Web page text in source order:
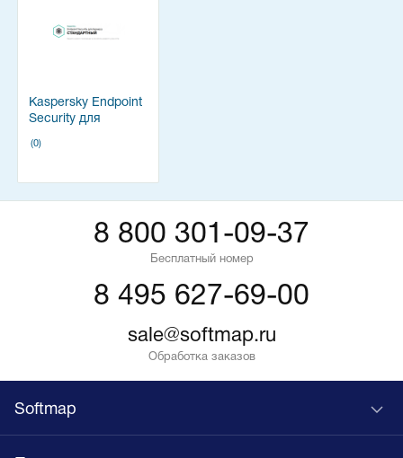
Kaspersky Endpoint
Security для
Стандартный
(0)
8 800 301-09-37
Бесплатный номер
8 495 627-69-00
sale@softmap.ru
Обработка заказов
Softmap